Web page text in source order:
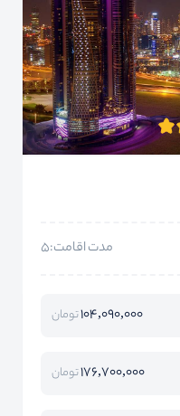
مدت اقامت:5
104,090,000تومان
176,700,000تومان